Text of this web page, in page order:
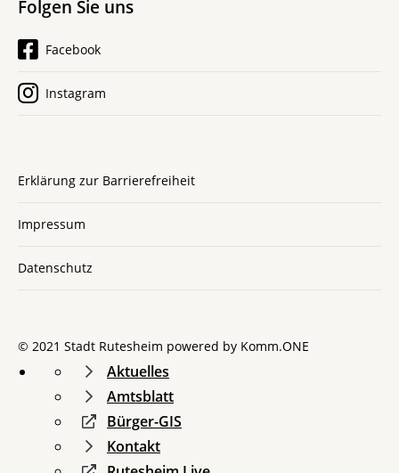
Folgen Sie uns
Facebook
Instagram
Erklärung zur Barrierefreiheit
Impressum
Datenschutz
© 2021 Stadt Rutesheim powered by Komm.ONE
Aktuelles
Amtsblatt
Bürger-GIS
Kontakt